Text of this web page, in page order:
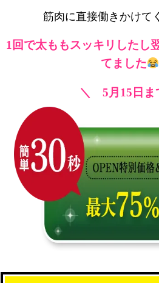
筋肉に直接働きかけて
1回で太ももスッキリしたし
てました
＼ 5月15日ま